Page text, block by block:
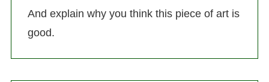
And explain why you think this piece of art is
good.